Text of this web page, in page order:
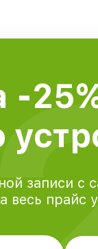
-
записи с
весь прайс